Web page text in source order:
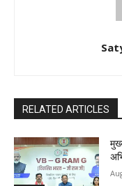
RELATED ARTICLES